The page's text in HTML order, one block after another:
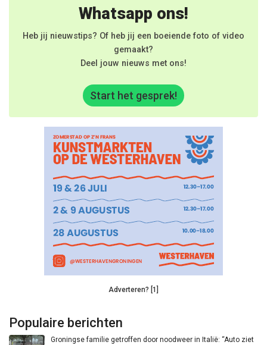
Whatsapp ons!
Heb jij nieuwstips? Of heb jij een boeiende foto of video
gemaakt?
Deel jouw nieuws met ons!
Start het gesprek!
Adverteren? [1]
Populaire berichten
Groningse familie getroffen door noodweer in Italië: “Auto ziet